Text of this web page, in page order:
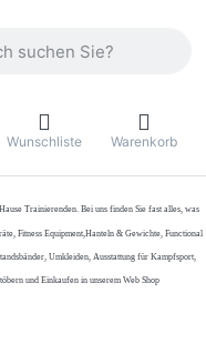
Wunschliste Warenkorb
Trainierenden. Bei uns finden Sie fast alles, was
Fitness Equipment,Hanteln & Gewichte, Functional
Umkleiden, Ausstattung für Kampfsport,
und Einkaufen in unserem Web Shop